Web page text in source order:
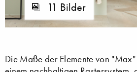
11 Bilder
Die Maße der Elemente von